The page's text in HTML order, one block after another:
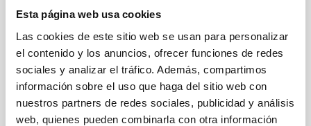
Esta página web usa cookies
Las cookies de este sitio web se usan para personalizar
el contenido y los anuncios, ofrecer funciones de redes
sociales y analizar el tráfico. Además, compartimos
información sobre el uso que haga del sitio web con
nuestros partners de redes sociales, publicidad y análisis
web, quienes pueden combinarla con otra información
Se convoca proceso selectivo para el ingreso, como
personal laboral fijo, de un puesto de trabajo con la
categoría profesional de Técnico/a de Taller, acogido
al Convenio y que tendrá, entre otras, las siguientes
funciones: Realización de trabajos de fabricación
mecánica, ajuste y montaje de piezas y conjuntos,
empleando máquinas herramienta